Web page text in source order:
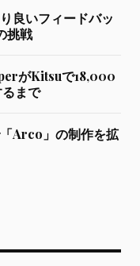
良いフィードバッ
挑戦
がKitsuで18,000
まで
Arco」の制作を拡